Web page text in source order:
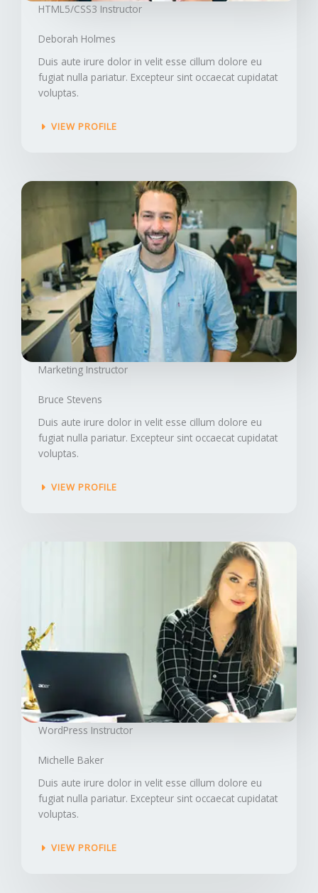
HTML5/CSS3 Instructor​
Deborah Holmes​
Duis aute irure dolor in velit esse cillum dolore eu
fugiat nulla pariatur. Excepteur sint occaecat cupidatat
voluptas.
VIEW PROFILE
Marketing Instructor​
Bruce Stevens​
Duis aute irure dolor in velit esse cillum dolore eu
fugiat nulla pariatur. Excepteur sint occaecat cupidatat
voluptas.
VIEW PROFILE
WordPress Instructor​
Michelle Baker​
Duis aute irure dolor in velit esse cillum dolore eu
fugiat nulla pariatur. Excepteur sint occaecat cupidatat
voluptas.
VIEW PROFILE